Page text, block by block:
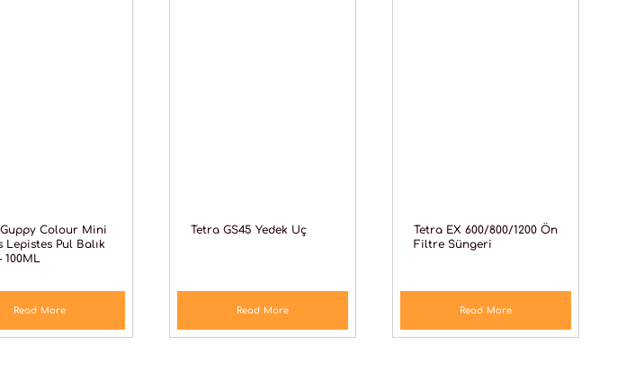
Colour Mini
Lepistes Pul Balık
100ML
Read More
Tetra GS45 Yedek Uç
Read More
Tetra EX 600/800/1200 Ön
Filtre Süngeri
Read More